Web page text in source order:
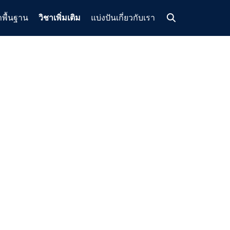
พื้นฐาน วิชาเพิ่มเติม แบ่งปันเกี่ยวกับเรา